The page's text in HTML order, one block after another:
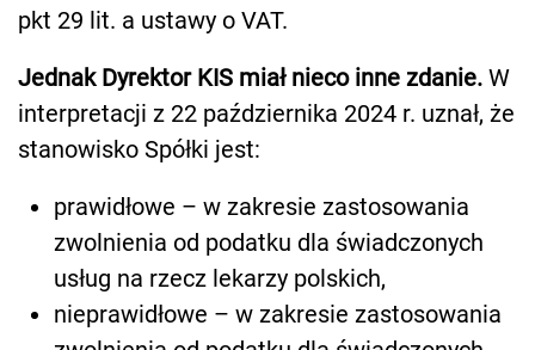
pkt 29 lit. a ustawy o VAT.
Jednak Dyrektor KIS miał nieco inne zdanie. W
interpretacji z 22 października 2024 r. uznał, że
stanowisko Spółki jest:
prawidłowe – w zakresie zastosowania
zwolnienia od podatku dla świadczonych
usług na rzecz lekarzy polskich,
nieprawidłowe – w zakresie zastosowania